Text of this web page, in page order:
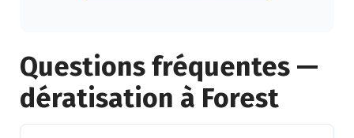
Questions fréquentes —
dératisation à Forest